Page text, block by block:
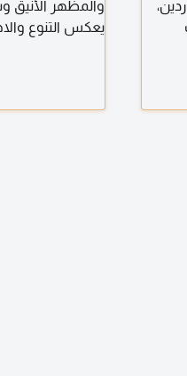
والمظهر الأنيق
يعكس التنوع